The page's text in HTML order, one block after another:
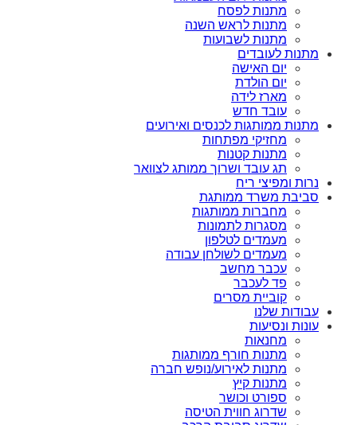
מתנות לפסח
מתנות לראש השנה
מתנות לשבועות
מתנות לעובדים
יום האישה
יום הולדת
מארז לידה
עובד חדש
מתנות ממותגות לכנסים ואירועים
מחזיקי מפתחות
מתנות קטנות
תג עובד ושרוך ממותג לצוואר
נרות ומפיצי ריח
סביבת משרד ממותגת
מחברות ממותגות
מסגרות לתמונות
מעמדים לטלפון
מעמדים לשולחן עבודה
עכבר מחשב
פד לעכבר
קוביית מסרים
עבודות שלנו
עונות ונסיעות
מחנאות
מתנות חורף ממותגות
מתנות לאירוע/נופש חברה
מתנות קיץ
ספורט וכושר
שדרוג חווית הטיסה